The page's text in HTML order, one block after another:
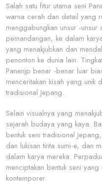
Salah satu fitur utama seni
warna cerah dan detail yang
menggabungkan unsur -
pemandangan, ke dalam
yang menakjubkan dan
penonton ke dunia lain.
Panenjp benar -benar luar
menceritakan kisah yang unik
tradisional Jepang.
Selain visualnya yang
sejarah budaya yang kaya.
bentuk seni tradisional
dan lukisan tinta sumi-e, dan
dalam karya mereka.
menciptakan bentuk seni
kontemporer.